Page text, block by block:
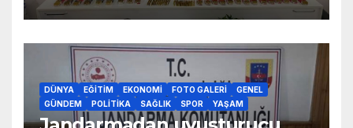
DÜNYA EĞITIM EKONOMI FOTO GALERI
GENEL
GÜNDEM
POLITIKA SAĞLIK SPOR YAŞAM